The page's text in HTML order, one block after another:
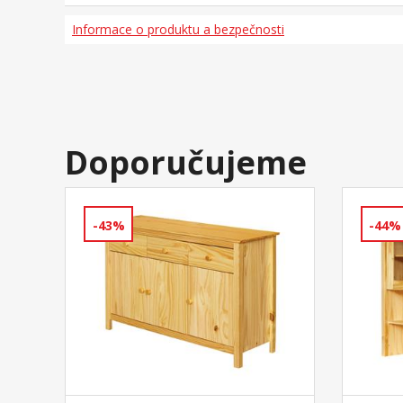
Informace o produktu a bezpečnosti
Doporučujeme
-43% -44%